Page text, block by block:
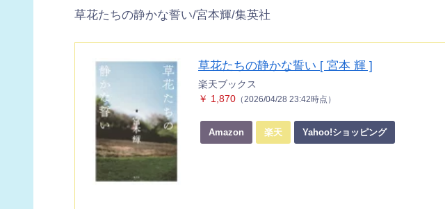
草花たちの静かな誓い/宮本輝/集英社
草花たちの静かな誓い [ 宮本 輝 ]
楽天ブックス
￥ 1,870 （2026/04/28 23:42時点）
Amazon 楽天 Yahoo!ショッピング